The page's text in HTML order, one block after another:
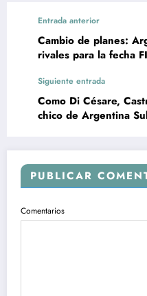
Entrada anterior
Cambio de planes:
rivales para la fecha
Siguiente entrada
Como Di Césare,
chico de Argentina
PUBLICAR
Comentarios